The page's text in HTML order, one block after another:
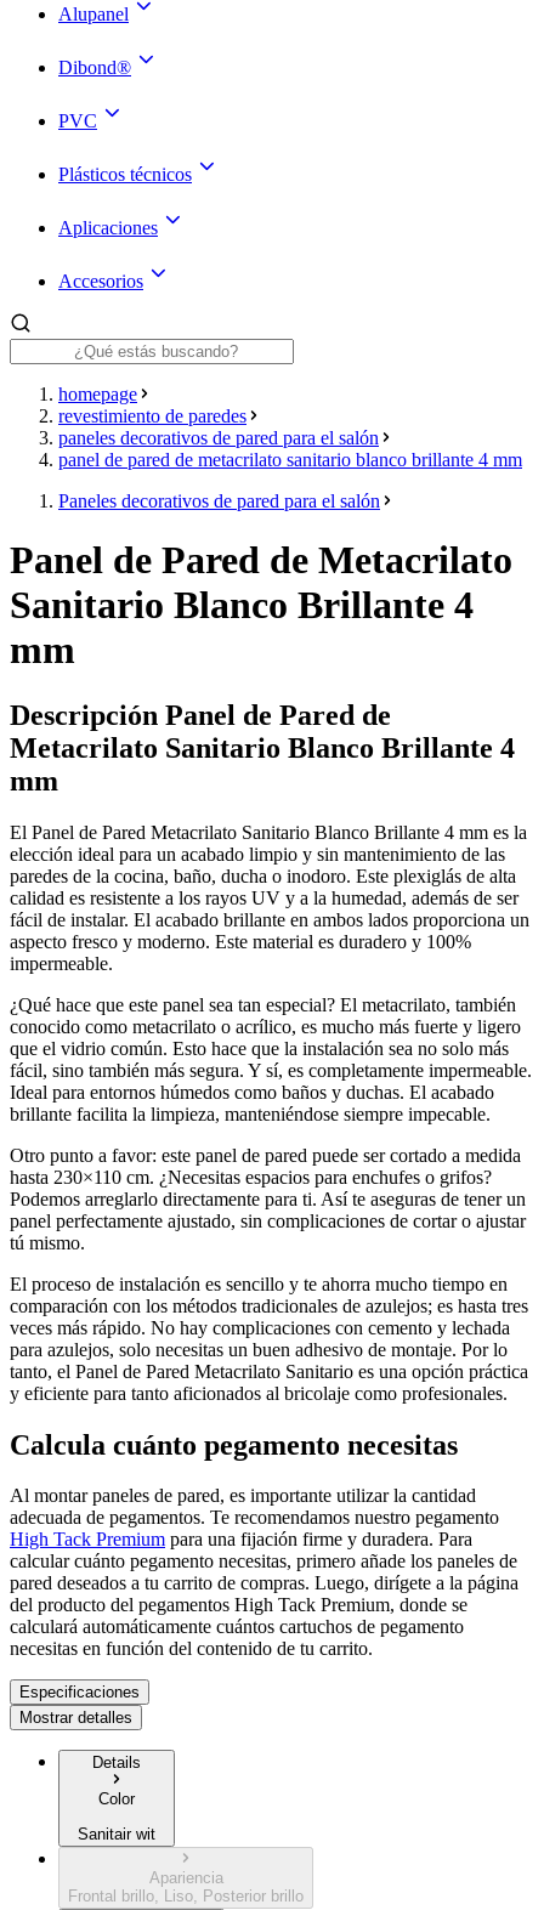
Alupanel
Dibond®
PVC
Plásticos técnicos
Aplicaciones
Accesorios
homepage
revestimiento de paredes
paneles decorativos de pared para el salón
panel de pared de metacrilato sanitario blanco brillante 4 mm
Paneles decorativos de pared para el salón
Panel de Pared de Metacrilato
Sanitario Blanco Brillante 4
mm
Descripción Panel de Pared de
Metacrilato Sanitario Blanco Brillante 4
mm
El Panel de Pared Metacrilato Sanitario Blanco Brillante 4 mm es la
elección ideal para un acabado limpio y sin mantenimiento de las
paredes de la cocina, baño, ducha o inodoro. Este plexiglás de alta
calidad es resistente a los rayos UV y a la humedad, además de ser
fácil de instalar. El acabado brillante en ambos lados proporciona un
aspecto fresco y moderno. Este material es duradero y 100%
impermeable.
¿Qué hace que este panel sea tan especial? El metacrilato, también
conocido como metacrilato o acrílico, es mucho más fuerte y ligero
que el vidrio común. Esto hace que la instalación sea no solo más
fácil, sino también más segura. Y sí, es completamente impermeable.
Ideal para entornos húmedos como baños y duchas. El acabado
brillante facilita la limpieza, manteniéndose siempre impecable.
Otro punto a favor: este panel de pared puede ser cortado a medida
hasta 230×110 cm. ¿Necesitas espacios para enchufes o grifos?
Podemos arreglarlo directamente para ti. Así te aseguras de tener un
panel perfectamente ajustado, sin complicaciones de cortar o ajustar
tú mismo.
El proceso de instalación es sencillo y te ahorra mucho tiempo en
comparación con los métodos tradicionales de azulejos; es hasta tres
veces más rápido. No hay complicaciones con cemento y lechada
para azulejos, solo necesitas un buen adhesivo de montaje. Por lo
tanto, el Panel de Pared Metacrilato Sanitario es una opción práctica
y eficiente para tanto aficionados al bricolaje como profesionales.
Calcula cuánto pegamento necesitas
Al montar paneles de pared, es importante utilizar la cantidad
adecuada de pegamentos. Te recomendamos nuestro pegamento
High Tack Premium para una fijación firme y duradera. Para
calcular cuánto pegamento necesitas, primero añade los paneles de
pared deseados a tu carrito de compras. Luego, dirígete a la página
del producto del pegamentos High Tack Premium, donde se
calculará automáticamente cuántos cartuchos de pegamento
necesitas en función del contenido de tu carrito.
Especificaciones
Mostrar detalles
Details
Color
Sanitair wit
Apariencia
Frontal brillo, Liso, Posterior brillo